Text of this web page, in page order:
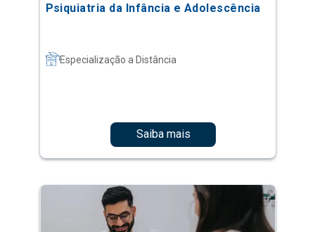
Psiquiatria da Infância e Adolescência
Especialização a Distância
Saiba mais